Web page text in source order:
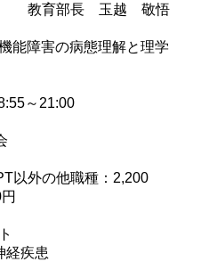
教育部長 玉越 敬悟
能障害の病態理解と理学
～21:00
以外の他職種：2,200
疾患